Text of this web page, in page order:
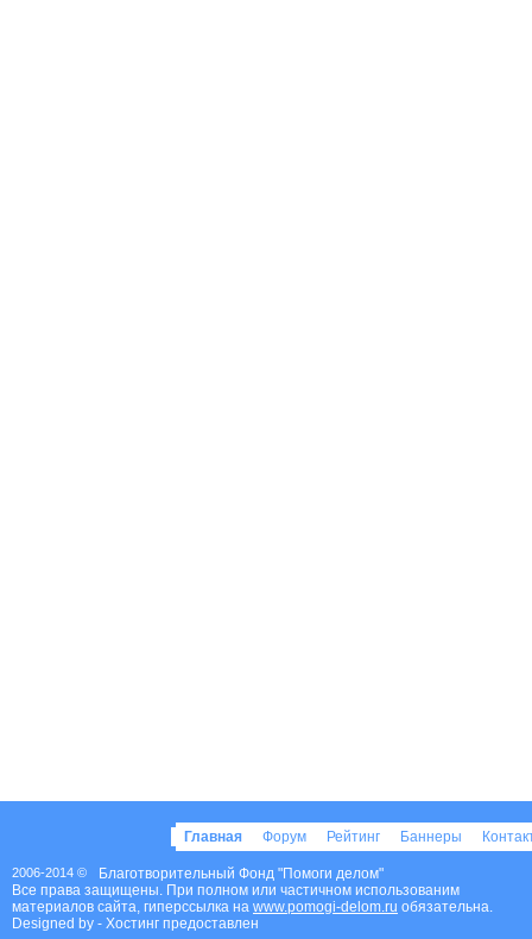
Главная Форум Рейтинг Баннеры
2006-2014 ©
Благотворительный Фонд "Помоги делом"
Все права защищены. При полном или частичном использованим
материалов сайта, гиперссылка на www.pomogi-delom.ru обязательна.
Designed by - Хостинг предоставлен